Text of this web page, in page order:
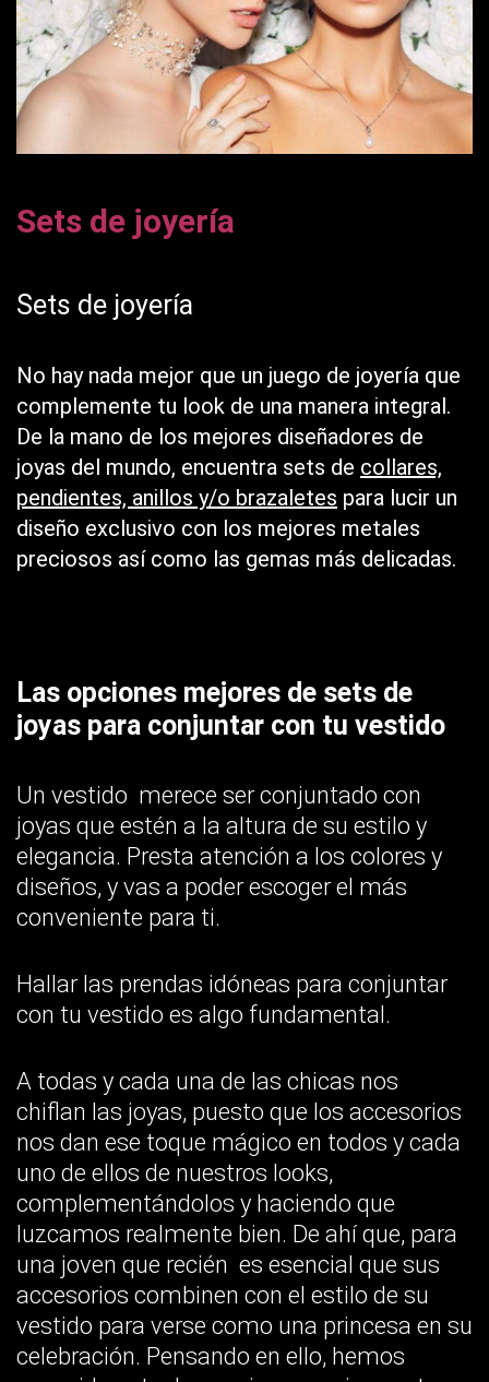
Sets de joyería
Sets de joyería
No hay nada mejor que un juego de joyería que
complemente tu look de una manera integral.
De la mano de los mejores diseñadores de
joyas del mundo, encuentra sets de collares,
pendientes, anillos y/o brazaletes para lucir un
diseño exclusivo con los mejores metales
preciosos así como las gemas más delicadas.
Las opciones mejores de sets de
joyas para conjuntar con tu vestido
Un vestido merece ser conjuntado con
joyas que estén a la altura de su estilo y
elegancia. Presta atención a los colores y
diseños, y vas a poder escoger el más
conveniente para ti.
Hallar las prendas idóneas para conjuntar
con tu vestido es algo fundamental.
A todas y cada una de las chicas nos
chiflan las joyas, puesto que los accesorios
nos dan ese toque mágico en todos y cada
uno de ellos de nuestros looks,
complementándolos y haciendo que
luzcamos realmente bien. De ahí que, para
una joven que recién es esencial que sus
accesorios combinen con el estilo de su
vestido para verse como una princesa en su
celebración. Pensando en ello, hemos